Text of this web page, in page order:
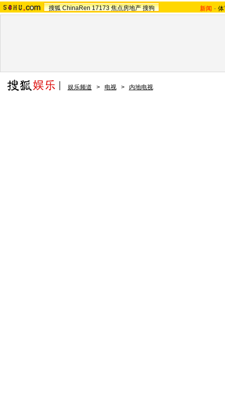
搜狐 ChinaRen 17173 焦点房地产 搜狗 新闻 -
娱乐频道 > 电视 > 内地电视